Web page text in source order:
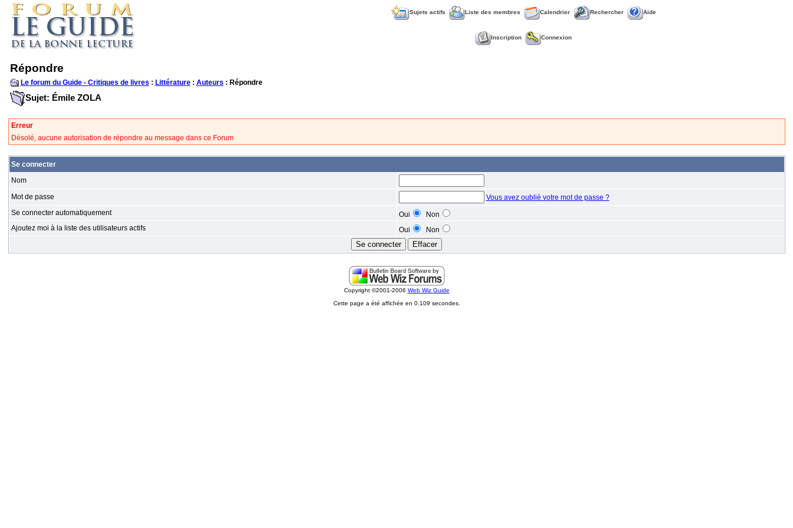
Sujets actifs Liste des membres Calendrier Rechercher Aide
Inscription Connexion
Répondre
Le forum du Guide - Critiques de livres : Littérature: Auteurs : Répondre
Sujet: Émile ZOLA
Erreur
Désolé, aucune autorisation de répondre au message dans ce Forum
Se connecter
Nom
Mot de passe
Vous avez oublié votre mot de passe ?
Se connecter automatiquement
Oui
Non
Ajoutez moi à la liste des utilisateurs actifs
Oui Non
Copyright ©2001-2006 Web Wiz Guide
Cette page a été affichée en 0.109 secondes.